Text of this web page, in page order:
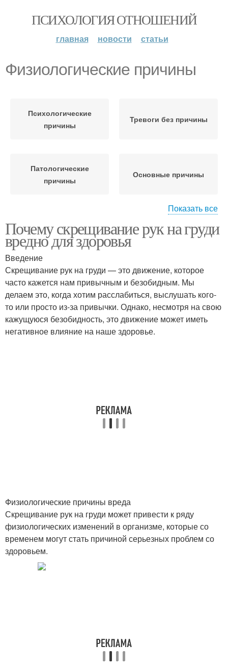
ПСИХОЛОГИЯ ОТНОШЕНИЙ
главная новости статьи
Физиологические причины
Психологические
причины
Тревоги без причины
Патологические
причины
Основные причины
Внешние причины Возможные причины
Сонливость по причине
Физиологическая
сонливость
Показать все
Почему скрещивание рук на груди
вредно для здоровья
Введение
Скрещивание рук на груди — это движение, которое
часто кажется нам привычным и безобидным. Мы
делаем это, когда хотим расслабиться, выслушать кого-
то или просто из-за привычки. Однако, несмотря на свою
кажущуюся безобидность, это движение может иметь
негативное влияние на наше здоровье.
Физиологические причины вреда
Скрещивание рук на груди может привести к ряду
физиологических изменений в организме, которые со
временем могут стать причиной серьезных проблем со
здоровьем.